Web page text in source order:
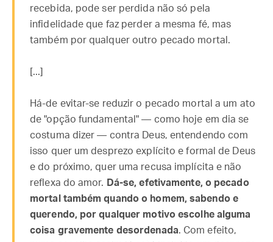
recebida, pode ser perdida não só pela
infidelidade que faz perder a mesma fé, mas
também por qualquer outro pecado mortal.
[...]
Há-de evitar-se reduzir o pecado mortal a um ato
de "opção fundamental" — como hoje em dia se
costuma dizer — contra Deus, entendendo com
isso quer um desprezo explícito e formal de Deus
e do próximo, quer uma recusa implícita e não
reflexa do amor. Dá-se, efetivamente, o pecado
mortal também quando o homem, sabendo e
querendo, por qualquer motivo escolhe alguma
coisa gravemente desordenada. Com efeito,